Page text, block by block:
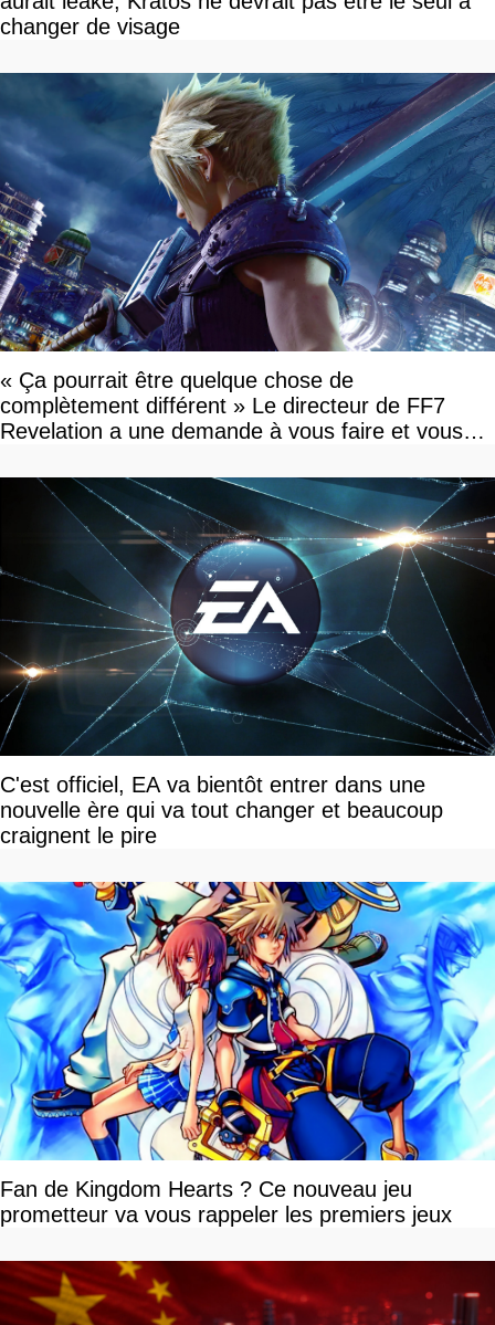
changer de visage
« Ça pourrait être quelque chose de
complètement différent » Le directeur de FF7
Revelation a une demande à vous faire et vous
C'est officiel, EA va bientôt entrer dans une
nouvelle ère qui va tout changer et beaucoup
craignent le pire
Fan de Kingdom Hearts ? Ce nouveau jeu
prometteur va vous rappeler les premiers jeux